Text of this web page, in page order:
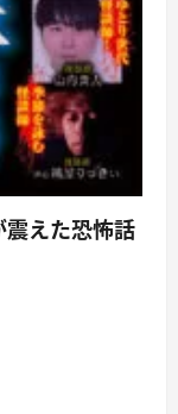
震えた恐怖話